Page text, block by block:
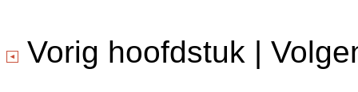
Vorig hoofdstuk |